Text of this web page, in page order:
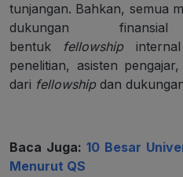
tunjangan. Bahkan, semua
dukungan
bentuk
fellowship
penelitian, asisten
dari fellowship dan
Baca Juga: 10 Besar
Menurut QS